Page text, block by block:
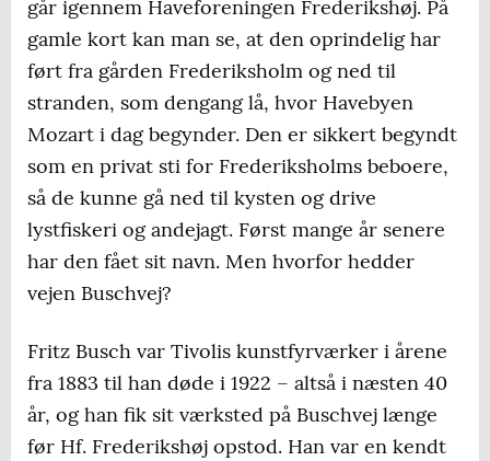
går igennem Haveforeningen Frederikshøj. På
gamle kort kan man se, at den oprindelig har
ført fra gården Frederiksholm og ned til
stranden, som dengang lå, hvor Havebyen
Mozart i dag begynder. Den er sikkert begyndt
som en privat sti for Frederiksholms beboere,
så de kunne gå ned til kysten og drive
lystfiskeri og andejagt. Først mange år senere
har den fået sit navn. Men hvorfor hedder
vejen Buschvej?
Fritz Busch var Tivolis kunstfyrværker i årene
fra 1883 til han døde i 1922 – altså i næsten 40
år, og han fik sit værksted på Buschvej længe
før Hf. Frederikshøj opstod. Han var en kendt